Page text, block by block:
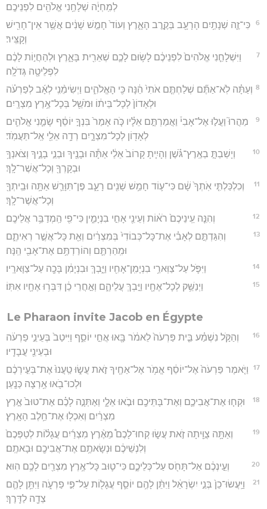
לְמִֽחְיָ֔ה שְׁלָחַ֥נִי אֱלֹהִ֖ים לִפְנֵיכֶֽם׃
6
כִּי־זֶ֛ה שְׁנָתַ֥יִם הָרָעָ֖ב בְּקֶ֣רֶב הָאָ֑רֶץ וְעוֹד֙ חָמֵ֣שׁ שָׁנִ֔ים אֲשֶׁ֥ר אֵין־חָרִ֖ישׁ
וְקָצִּֽיר׃
7
וַיִּשְׁלָחֵ֤נִי אֱלֹהִים֙ לִפְנֵיכֶ֔ם לָשׂ֥וּם לָכֶ֛ם שְׁאֵרִ֖ית בָּאָ֑רֶץ וּלְהַחֲי֣וֹת לָכֶ֔ם
לִפְלֵיטָ֖ה גְּדֹלָֽה׃
8 וְעַתָּ֗ה לֹֽא־אַתֶּ֞ם שְׁלַחְתֶּ֤ם אֹתִי֙ הֵ֔נָּה כִּ֖י הָאֱלֹהִ֑ים וַיְשִׂימֵ֨נִֽי לְאָ֜ב לְפַרְעֹ֗ה
וּלְאָדוֹן֙ לְכָל־בֵּית֔וֹ וּמֹשֵׁ֖ל בְּכָל־אֶ֥רֶץ מִצְרָֽיִם׃
9
מַהֲרוּ֮ וַעֲל֣וּ אֶל־אָבִי֒ וַאֲמַרְתֶּ֣ם אֵלָ֗יו כֹּ֤ה אָמַר֙ בִּנְךָ֣ יוֹסֵ֔ף שָׂמַ֧נִי אֱלֹהִ֛ים
לְאָד֖וֹן לְכָל־מִצְרָ֑יִם רְדָ֥ה אֵלַ֖י אַֽל־תַּעֲמֹֽד׃
10
וְיָשַׁבְתָּ֣ בְאֶֽרֶץ־גֹּ֗שֶׁן וְהָיִ֤יתָ קָרוֹב֙ אֵלַ֔י אַתָּ֕ה וּבָנֶ֖יךָ וּבְנֵ֣י בָנֶ֑יךָ וְצֹאנְךָ֥
וּבְקָרְךָ֖ וְכָל־אֲשֶׁר־לָֽךְ׃
11
וְכִלְכַּלְתִּ֤י אֹֽתְךָ֙ שָׁ֔ם כִּי־ע֛וֹד חָמֵ֥שׁ שָׁנִ֖ים רָעָ֑ב פֶּן־תִּוָּרֵ֛שׁ אַתָּ֥ה וּבֵֽיתְךָ֖
וְכָל־אֲשֶׁר־לָֽךְ׃
12 וְהִנֵּ֤ה עֵֽינֵיכֶם֙ רֹא֔וֹת וְעֵינֵ֖י אָחִ֣י בִנְיָמִ֑ין כִּי־פִ֖י הַֽמְדַבֵּ֥ר אֲלֵיכֶֽם׃
13
וְהִגַּדְתֶּ֣ם לְאָבִ֗י אֶת־כָּל־כְּבוֹדִי֙ בְּמִצְרַ֔יִם וְאֵ֖ת כָּל־אֲשֶׁ֣ר רְאִיתֶ֑ם
וּמִֽהַרְתֶּ֛ם וְהוֹרַדְתֶּ֥ם אֶת־אָבִ֖י הֵֽנָּה׃
14 וַיִּפֹּ֛ל עַל־צַוְּארֵ֥י בִנְיָמִֽן־אָחִ֖יו וַיֵּ֑בְךְּ וּבִנְיָמִ֔ן בָּכָ֖ה עַל־צַוָּארָֽיו׃
15 וַיְנַשֵּׁ֥ק לְכָל־אֶחָ֖יו וַיֵּ֣בְךְּ עֲלֵיהֶ֑ם וְאַ֣חֲרֵי כֵ֔ן דִּבְּר֥וּ אֶחָ֖יו אִתּֽוֹ׃
Le Pharaon invite Jacob en Égypte
16
וְהַקֹּ֣ל נִשְׁמַ֗ע בֵּ֤ית פַּרְעֹה֙ לֵאמֹ֔ר בָּ֖אוּ אֲחֵ֣י יוֹסֵ֑ף וַיִּיטַב֙ בְּעֵינֵ֣י פַרְעֹ֔ה
וּבְעֵינֵ֖י עֲבָדָֽיו׃
17
וַיֹּ֤אמֶר פַּרְעֹה֙ אֶל־יוֹסֵ֔ף אֱמֹ֥ר אֶל־אַחֶ֖יךָ זֹ֣את עֲשׂ֑וּ טַֽעֲנוּ֙ אֶת־בְּעִ֣ירְכֶ֔ם
וּלְכוּ־בֹ֖אוּ אַ֥רְצָה כְּנָֽעַן׃
18
וּקְח֧וּ אֶת־אֲבִיכֶ֛ם וְאֶת־בָּתֵּיכֶ֖ם וּבֹ֣אוּ אֵלָ֑י וְאֶתְּנָ֣ה לָכֶ֗ם אֶת־טוּב֙ אֶ֣רֶץ
מִצְרַ֔יִם וְאִכְל֖וּ אֶת־חֵ֥לֶב הָאָֽרֶץ׃
19
וְאַתָּ֥ה צֻוֵּ֖יתָה זֹ֣את עֲשׂ֑וּ קְחוּ־לָכֶם֩ מֵאֶ֨רֶץ מִצְרַ֜יִם עֲגָל֗וֹת לְטַפְּכֶם֙
וְלִנְשֵׁיכֶ֔ם וּנְשָׂאתֶ֥ם אֶת־אֲבִיכֶ֖ם וּבָאתֶֽם׃
20 וְעֵ֣ינְכֶ֔ם אַל־תָּחֹ֖ס עַל־כְּלֵיכֶ֑ם כִּי־ט֛וּב כָּל־אֶ֥רֶץ מִצְרַ֖יִם לָכֶ֥ם הֽוּא׃
21
וַיַּֽעֲשׂוּ־כֵן֙ בְּנֵ֣י יִשְׂרָאֵ֔ל וַיִּתֵּ֨ן לָהֶ֥ם יוֹסֵ֛ף עֲגָל֖וֹת עַל־פִּ֣י פַרְעֹ֑ה וַיִּתֵּ֥ן לָהֶ֛ם
צֵדָ֖ה לַדָּֽרֶךְ׃